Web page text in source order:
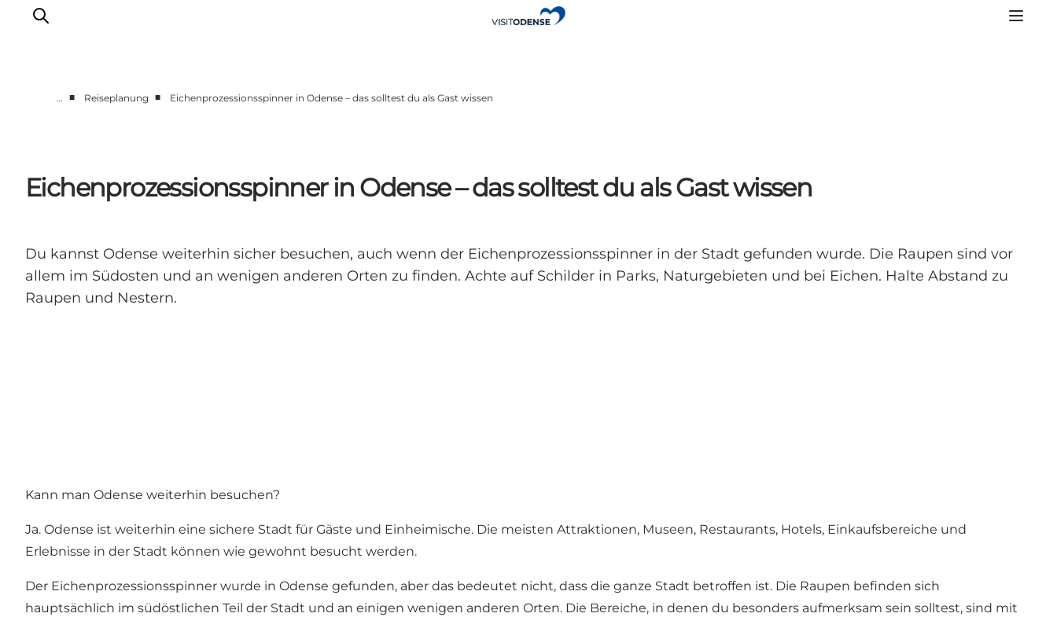
Reiseplanung
Inspiration
… ■ Reiseplanung ■ Eichenprozessionsspinner in Odense – das solltest du als Gast wissen
Eichenprozessionsspinner in Odense – das solltest du als Gast wissen
Du kannst Odense weiterhin sicher besuchen, auch wenn der Eichenprozessionsspinner in der Stadt gefunden wurde. Die Raupen sind vor
allem im Südosten und an wenigen anderen Orten zu finden. Achte auf Schilder in Parks, Naturgebieten und bei Eichen. Halte Abstand zu
Raupen und Nestern.
Kann man Odense weiterhin besuchen?
Ja. Odense ist weiterhin eine sichere Stadt für Gäste und Einheimische. Die meisten Attraktionen, Museen, Restaurants, Hotels, Einkaufsbereiche und
Erlebnisse in der Stadt können wie gewohnt besucht werden.
Der Eichenprozessionsspinner wurde in Odense gefunden, aber das bedeutet nicht, dass die ganze Stadt betroffen ist. Die Raupen befinden sich
hauptsächlich im südöstlichen Teil der Stadt und an einigen wenigen anderen Orten. Die Bereiche, in denen du besonders aufmerksam sein solltest, sind mit